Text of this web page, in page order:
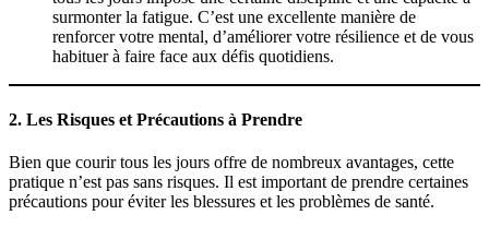
surmonter la fatigue. C’est une excellente manière de
renforcer votre mental, d’améliorer votre résilience et de vous
habituer à faire face aux défis quotidiens.
2. Les Risques et Précautions à Prendre
Bien que courir tous les jours offre de nombreux avantages, cette
pratique n’est pas sans risques. Il est important de prendre certaines
précautions pour éviter les blessures et les problèmes de santé.